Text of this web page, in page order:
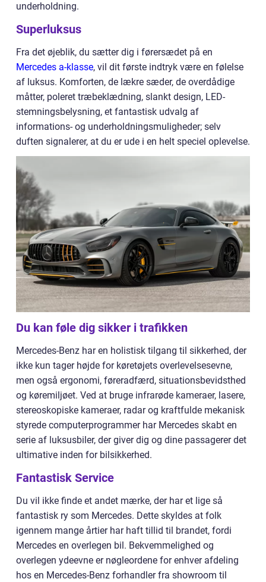
underholdning.
Superluksus
Fra det øjeblik, du sætter dig i førersædet på en
Mercedes a-klasse, vil dit første indtryk være en følelse
af luksus. Komforten, de lækre sæder, de overdådige
måtter, poleret træbeklædning, slankt design, LED-
stemningsbelysning, et fantastisk udvalg af
informations- og underholdningsmuligheder; selv
duften signalerer, at du er ude i en helt speciel oplevelse.
Du kan føle dig sikker i trafikken
Mercedes-Benz har en holistisk tilgang til sikkerhed, der
ikke kun tager højde for køretøjets overlevelsesevne,
men også ergonomi, føreradfærd, situationsbevidsthed
og køremiljøet. Ved at bruge infrarøde kameraer, lasere,
stereoskopiske kameraer, radar og kraftfulde mekanisk
styrede computerprogrammer har Mercedes skabt en
serie af luksusbiler, der giver dig og dine passagerer det
ultimative inden for bilsikkerhed.
Fantastisk Service
Du vil ikke finde et andet mærke, der har et lige så
fantastisk ry som Mercedes. Dette skyldes at folk
igennem mange årtier har haft tillid til brandet, fordi
Mercedes en overlegen bil. Bekvemmelighed og
overlegen ydeevne er nøgleordene for enhver afdeling
hos en Mercedes-Benz forhandler fra showroom til